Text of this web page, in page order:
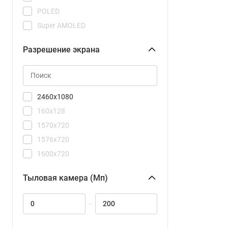
15T
15T Pro
17T Pro
105 DS TA-1416
A5
A7 Pro
C71
C81 Pro
F7 Ultra
POLED
Super AMOLED
Super Retina XDR
TN
Разрешение экрана
160x128
1570x720
1576x720
1600x720
1608x720
1640x720
2460x1080
Тыловая камера (Мп)
–